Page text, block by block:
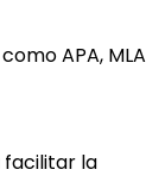
APA, MLA
facilitar la